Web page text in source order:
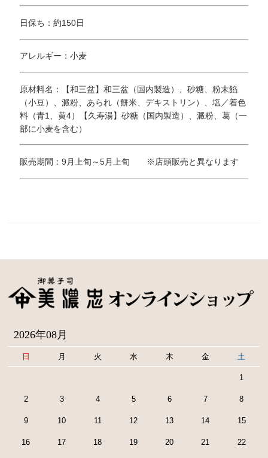
日保ち：約150日
アレルギー：小麦
原材料名：【和三盆】和三盆（国内製造）、砂糖、粉末餡
（小豆）、澱粉、あられ（餅米、デキストリン）、塩／着色
料（青1、黄4）【久寿湯】砂糖（国内製造）、澱粉、葛（一
部に小麦を含む）
販売期間：9月上旬～5月上旬 ※店頭販売と異なります
2026年08月
日 月 火 水 木 金 土
1
2 3 4 5 6 7 8
9 10 11 12 13 14 15
16 17 18 19 20 21 22